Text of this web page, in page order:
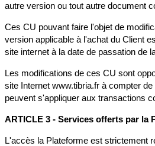
autre version ou tout autre document
Ces CU pouvant faire l'objet de
version applicable à l'achat du Client
site internet à la date de passation de
Les modifications de ces CU sont
site Internet www.tibria.fr à compter
peuvent s'appliquer aux transactions
ARTICLE 3 - Services offerts par la
L'accès la Plateforme est strictement